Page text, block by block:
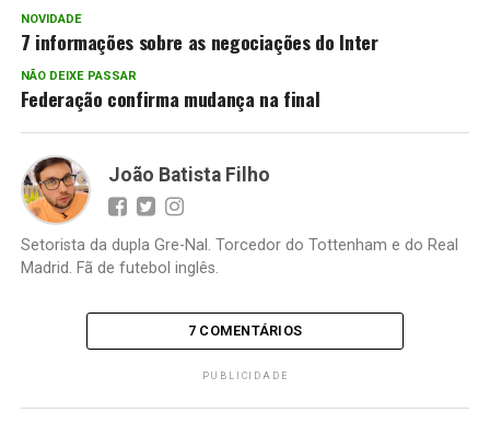
NOVIDADE
7 informações sobre as negociações do Inter
NÃO DEIXE PASSAR
Federação confirma mudança na final
João Batista Filho
Setorista da dupla Gre-Nal. Torcedor do Tottenham e do Real
Madrid. Fã de futebol inglês.
7 COMENTÁRIOS
PUBLICIDADE